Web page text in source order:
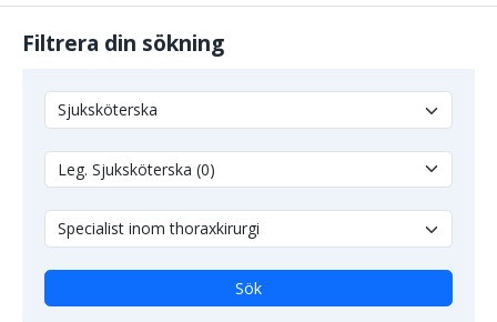
Om oss
Kontakt
Övrig vårdpersonal
Filtrera din sökning
Sök